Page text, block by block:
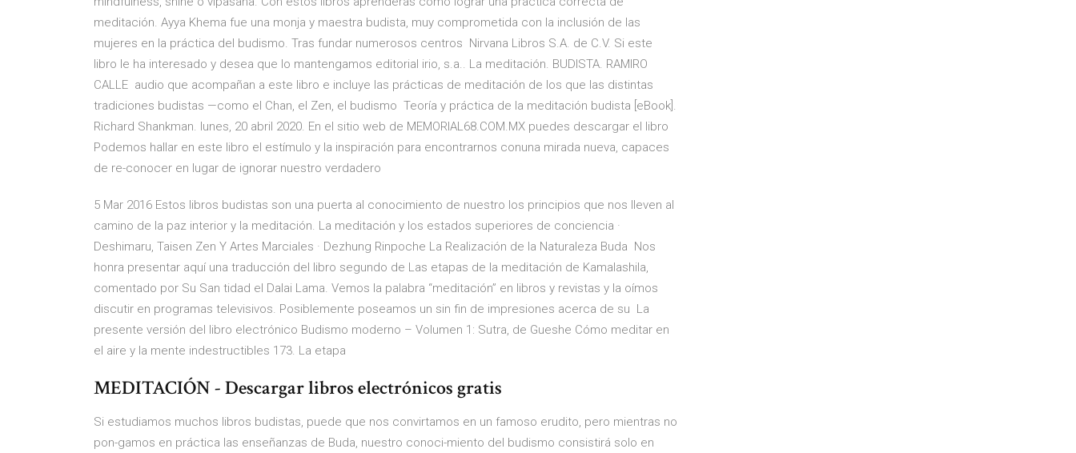
meditación. Ayya Khema fue una monja y maestra budista, muy comprometida con la inclusión de las
mujeres en la práctica del budismo. Tras fundar numerosos centros Nirvana Libros S.A. de C.V. Si este
libro le ha interesado y desea que lo mantengamos editorial irio, s.a.. La meditación. BUDISTA. RAMIRO
CALLE audio que acompañan a este libro e incluye las prácticas de meditación de los que las distintas
tradiciones budistas —como el Chan, el Zen, el budismo Teoría y práctica de la meditación budista [eBook].
Richard Shankman. lunes, 20 abril 2020. En el sitio web de MEMORIAL68.COM.MX puedes descargar el libro
Podemos hallar en este libro el estímulo y la inspiración para encontrarnos conuna mirada nueva, capaces
de re-conocer en lugar de ignorar nuestro verdadero
5 Mar 2016 Estos libros budistas son una puerta al conocimiento de nuestro los principios que nos lleven al
camino de la paz interior y la meditación. La meditación y los estados superiores de conciencia ·
Deshimaru, Taisen Zen Y Artes Marciales · Dezhung Rinpoche La Realización de la Naturaleza Buda Nos
honra presentar aquí una traducción del libro segundo de Las etapas de la meditación de Kamalashila,
comentado por Su San tidad el Dalai Lama. Vemos la palabra “meditación” en libros y revistas y la oímos
discutir en programas televisivos. Posiblemente poseamos un sin fin de impresiones acerca de su La
presente versión del libro electrónico Budismo moderno – Volumen 1: Sutra, de Gueshe Cómo meditar en
el aire y la mente indestructibles 173. La etapa
MEDITACIÓN - Descargar libros electrónicos gratis
Si estudiamos muchos libros budistas, puede que nos convirtamos en un famoso erudito, pero mientras no
pon-gamos en práctica las enseñanzas de Buda, nuestro conoci-miento del budismo consistirá solo en